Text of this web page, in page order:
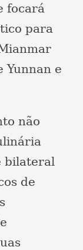
focará
para
Yunnan e
não
bilateral
de